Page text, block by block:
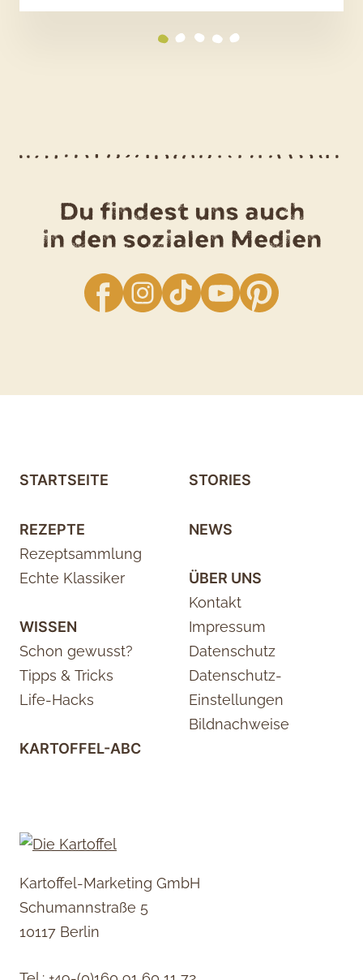
Mozzarella
Du findest uns auch
in den sozialen Medien
facebookInstagram
TikTok YouTube
STARTSEITE
REZEPTE
Rezeptsammlung
Echte Klassiker
WISSEN
Schon gewusst?
Tipps & Tricks
Life-Hacks
KARTOFFEL-ABC
STORIES
NEWS
ÜBER UNS
Kontakt
Impressum
Datenschutz
Datenschutz-
Einstellungen
Bildnachweise
Kartoffel-Marketing GmbH
Schumannstraße 5
10117 Berlin